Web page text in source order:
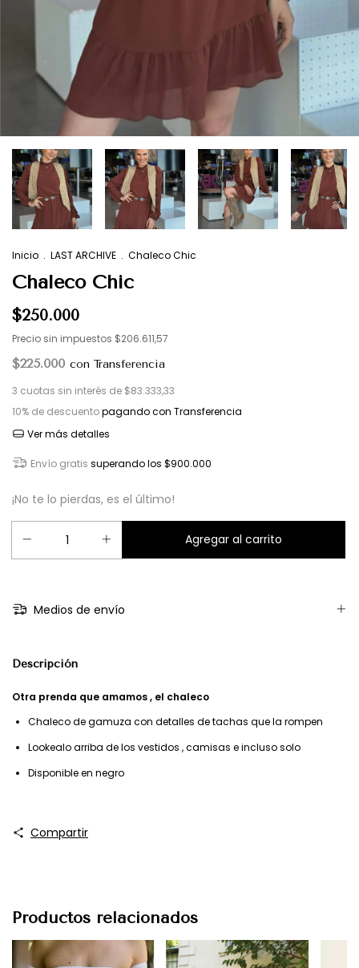
Inicio . LAST ARCHIVE . Chaleco Chic
Chaleco Chic
$250.000
Precio sin impuestos $206.611,57
$225.000 con Transferencia
3 cuotas sin interés de $83.333,33
10% de descuentopagando con Transferencia
Ver más detalles
Envío gratis superando los $900.000
¡No te lo pierdas, es el último!
Medios de envío
Descripción
Otra prenda que amamos , el chaleco
Chaleco de gamuza con detalles de tachas que la rompen
Lookealo arriba de los vestidos , camisas e incluso solo
Disponible en negro
Compartir
Productos relacionados